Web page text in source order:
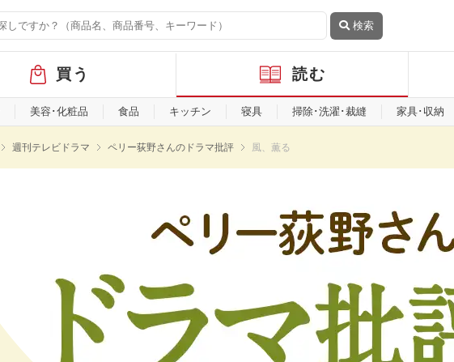
検索
買う 読む
美容･化粧品 食品 キッチン 寝具 掃除･洗濯･裁縫 家具･収納
週刊テレビドラマ ペリー荻野さんのドラマ批評 風、薫る